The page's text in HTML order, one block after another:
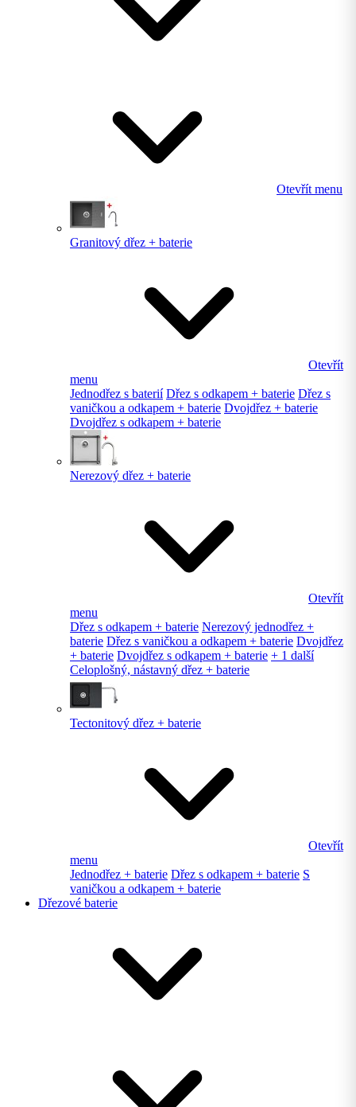
Otevřít menu
Granitový dřez + baterie
Otevřít
menu
Jednodřez s baterií Dřez s odkapem + baterie Dřez s
vaničkou a odkapem + baterie Dvojdřez + baterie
Dvojdřez s odkapem + baterie
Nerezový dřez + baterie
Otevřít
menu
Dřez s odkapem + baterie Nerezový jednodřez +
baterie Dřez s vaničkou a odkapem + baterie Dvojdřez
+ baterie Dvojdřez s odkapem + baterie + 1 další
Celoplošný, nástavný dřez + baterie
Tectonitový dřez + baterie
Otevřít
menu
Jednodřez + baterie Dřez s odkapem + baterie S
vaničkou a odkapem + baterie
Dřezové baterie